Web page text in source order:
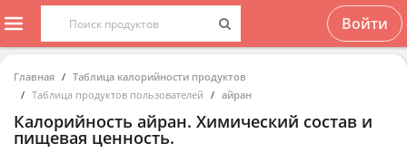
Войти
Главная
Таблица калорийности продуктов
Таблица продуктов пользователей
айран
Калорийность айран. Химический состав и
пищевая ценность.